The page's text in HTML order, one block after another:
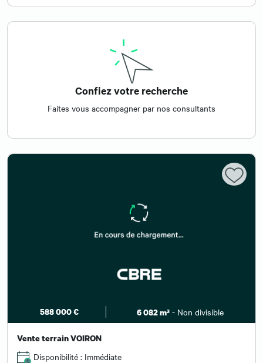
Confiez votre recherche
Faites vous accompagner par nos consultants
588 000 € 6 082 m²- Non divisible
Vente terrain VOIRON
Disponibilité : Immédiate